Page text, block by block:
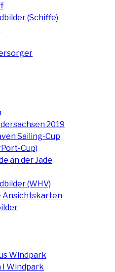
(Schiffe)
2019
Sailing-Cup
Cup)
an der Jade
(WHV)
Ansichtskarten
Windpark
I Windpark